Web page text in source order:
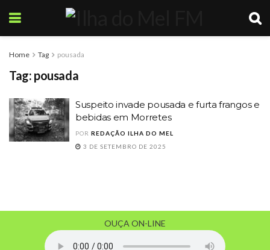
Home Tag pousada
Tag: pousada
Suspeito invade pousada e furta frangos e
bebidas em Morretes
POR REDAÇÃO ILHA DO MEL
3 DE SETEMBRO DE 2025
OUÇA ON-LINE